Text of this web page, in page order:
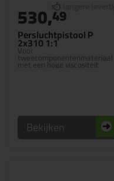
Persluchtpistool P
2x310 1:1
Voor
tweecomponentenmateriaal
met een hoge viscositeit
530,49
Bekijken